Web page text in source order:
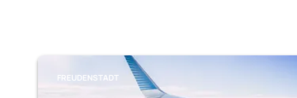
FREUDENSTADT